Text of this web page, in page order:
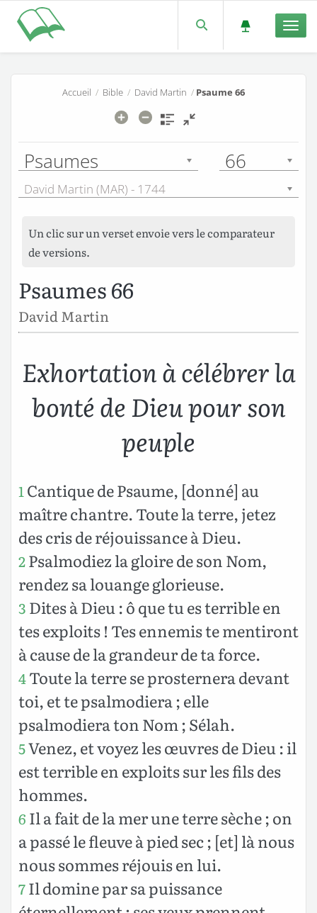
Accueil / Bible / David Martin / Psaume 66
Psaumes 66
David Martin (MAR) - 1744
Un clic sur un verset envoie vers le comparateur
de versions.
Psaumes 66
David Martin
Exhortation à célébrer la
bonté de Dieu pour son
peuple
1 Cantique de Psaume, [donné] au
maître chantre. Toute la terre, jetez
des cris de réjouissance à Dieu.
2Psalmodiez la gloire de son Nom,
rendez sa louange glorieuse.
3 Dites à Dieu : ô que tu es terrible en
tes exploits ! Tes ennemis te mentiront
à cause de la grandeur de ta force.
4Toute la terre se prosternera devant
toi, et te psalmodiera ; elle
psalmodiera ton Nom ; Sélah.
5Venez, et voyez les œuvres de Dieu : il
est terrible en exploits sur les fils des
hommes.
6 Il a fait de la mer une terre sèche ; on
a passé le fleuve à pied sec ; [et] là nous
nous sommes réjouis en lui.
7Il domine par sa puissance